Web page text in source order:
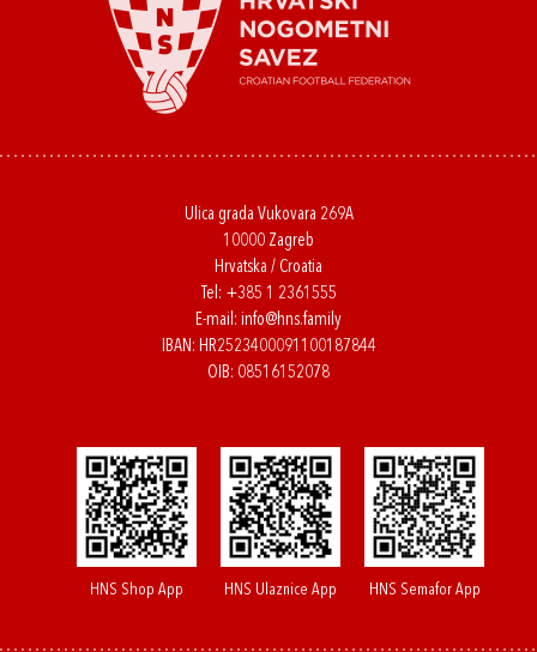
Ulica grada Vukovara 269A
10000 Zagreb
Hrvatska / Croatia
Tel: +385 1 2361555
E-mail: info@hns.family
IBAN: HR2523400091100187844
OIB: 08516152078
HNS Shop App HNS Ulaznice App HNS Semafor App